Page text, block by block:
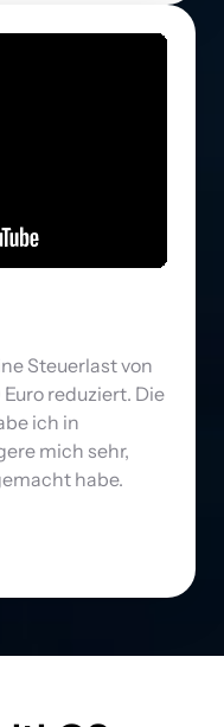
Steuerlast von
reduziert. Die
ich in
mich sehr,
habe.